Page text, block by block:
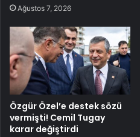
Ağustos 7, 2026
Özgür Özel’e destek sözü
vermişti! Cemil Tugay
karar değiştirdi